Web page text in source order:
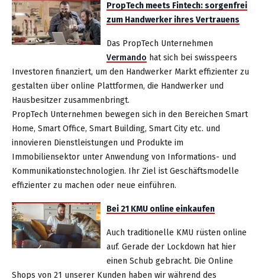
PropTech meets Fintech: sorgenfrei
zum Handwerker ihres Vertrauens
Das PropTech Unternehmen
Vermando hat sich bei swisspeers
Investoren finanziert, um den Handwerker Markt effizienter zu
gestalten über online Plattformen, die Handwerker und
Hausbesitzer zusammenbringt.
PropTech Unternehmen bewegen sich in den Bereichen Smart
Home, Smart Office, Smart Building, Smart City etc. und
innovieren Dienstleistungen und Produkte im
Immobiliensektor unter Anwendung von Informations- und
Kommunikationstechnologien. Ihr Ziel ist Geschäftsmodelle
effizienter zu machen oder neue einführen.
Bei 21 KMU online einkaufen
Auch traditionelle KMU rüsten online
auf. Gerade der Lockdown hat hier
einen Schub gebracht. Die Online
Shops von 21 unserer Kunden haben wir während des